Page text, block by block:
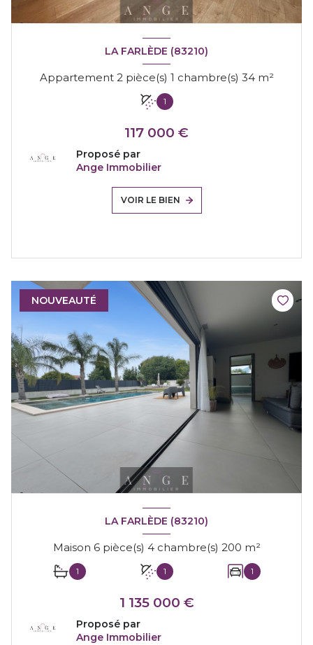
LA FARLÈDE (83210)
Appartement 2 pièce(s) 1 chambre(s) 34 m²
1
117 000 €
Proposé par
Ange Immobilier
VOIR LE BIEN
NOUVEAUTÉ
LA FARLÈDE (83210)
Maison 6 pièce(s) 4 chambre(s) 200 m²
1 1 1
1 135 000 €
Proposé par
Ange Immobilier